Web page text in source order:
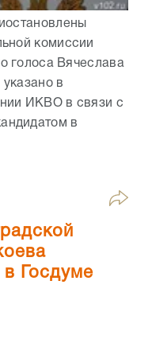
комиссии
голоса Вячеслава
в
ИКВО в связи с
в
в Госдуме